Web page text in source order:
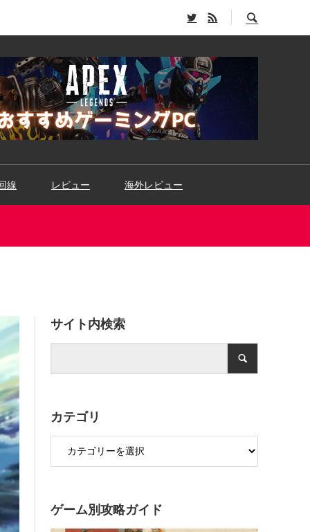
線 レビュー 海外レビュー
サイト内検索
カテゴリ
ゲーム別攻略ガイド